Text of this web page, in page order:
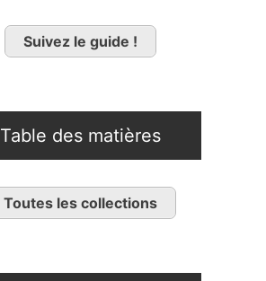
Suivez le guide !
Table des matières
Toutes les collections